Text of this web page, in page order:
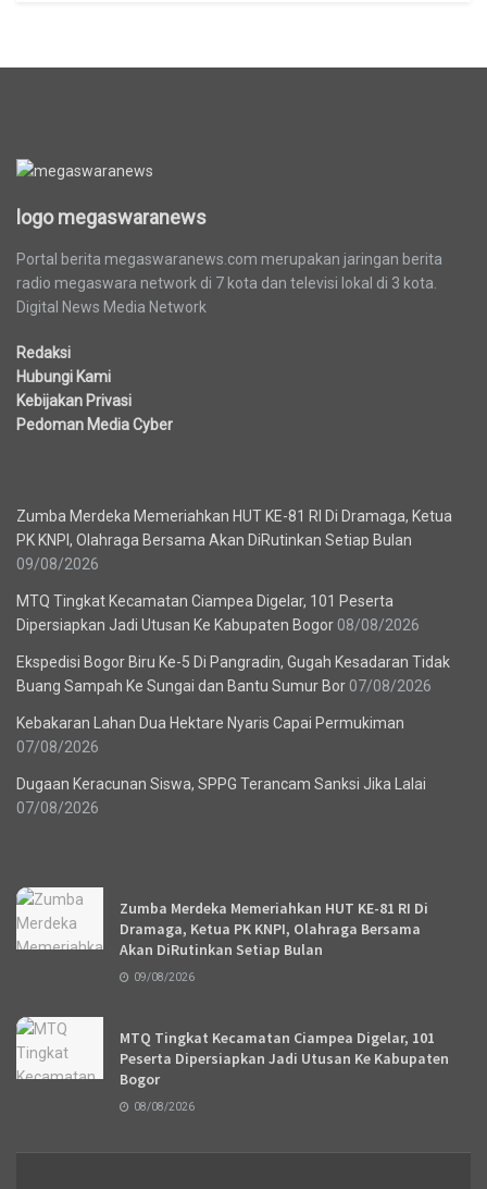
logo megaswaranews
Portal berita megaswaranews.com merupakan jaringan berita
radio megaswara network di 7 kota dan televisi lokal di 3 kota.
Digital News Media Network
Redaksi
Hubungi Kami
Kebijakan Privasi
Pedoman Media Cyber
Zumba Merdeka Memeriahkan HUT KE-81 RI Di Dramaga, Ketua
PK KNPI, Olahraga Bersama Akan DiRutinkan Setiap Bulan
09/08/2026
MTQ Tingkat Kecamatan Ciampea Digelar, 101 Peserta
Dipersiapkan Jadi Utusan Ke Kabupaten Bogor 08/08/2026
Ekspedisi Bogor Biru Ke-5 Di Pangradin, Gugah Kesadaran Tidak
Buang Sampah Ke Sungai dan Bantu Sumur Bor 07/08/2026
Kebakaran Lahan Dua Hektare Nyaris Capai Permukiman
07/08/2026
Dugaan Keracunan Siswa, SPPG Terancam Sanksi Jika Lalai
07/08/2026
Zumba Merdeka Memeriahkan HUT KE-81 RI Di
Dramaga, Ketua PK KNPI, Olahraga Bersama
Akan DiRutinkan Setiap Bulan
09/08/2026
MTQ Tingkat Kecamatan Ciampea Digelar, 101
Peserta Dipersiapkan Jadi Utusan Ke Kabupaten
Bogor
08/08/2026